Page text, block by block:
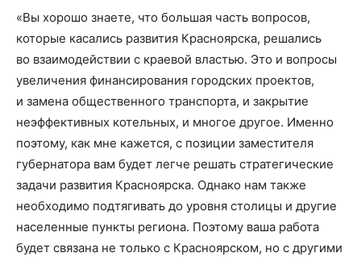
«Вы хорошо знаете, что большая часть вопросов,
которые касались развития Красноярска, решались
во взаимодействии с краевой властью. Это и вопросы
увеличения финансирования городских проектов,
и замена общественного транспорта, и закрытие
неэффективных котельных, и многое другое. Именно
поэтому, как мне кажется, с позиции заместителя
губернатора вам будет легче решать стратегические
задачи развития Красноярска. Однако нам также
необходимо подтягивать до уровня столицы и другие
населенные пункты региона. Поэтому ваша работа
будет связана не только с Красноярском, но с другими